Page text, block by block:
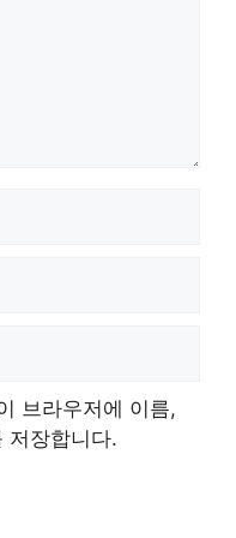
브라우저에 이름,
저장합니다.